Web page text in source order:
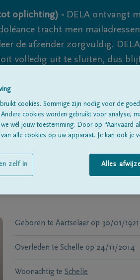
oplichting) - DELA ontvangt
tracht men
de afzender zorgvuldig.
volledig uit te sluiten, dus blijf
Alle
Geboren te Aartselaar op 30/01/1921
Overleden te Schelle op 24/11/2014
Woonachtig te Schelle
cookies. Sommige zijn nodig voor de
cookies worden gebruikt voor analyse,
wél jouw toestemming. Door op “Aanvaard
alle cookies op uw apparaat. Je kan ook je
Alles
zelf in